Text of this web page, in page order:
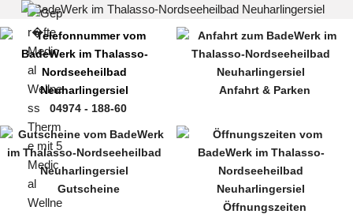
Zum
Inhalt
springen
04974 - 188-60
Anfahrt & Parken
Gutscheine
Öffnungszeiten